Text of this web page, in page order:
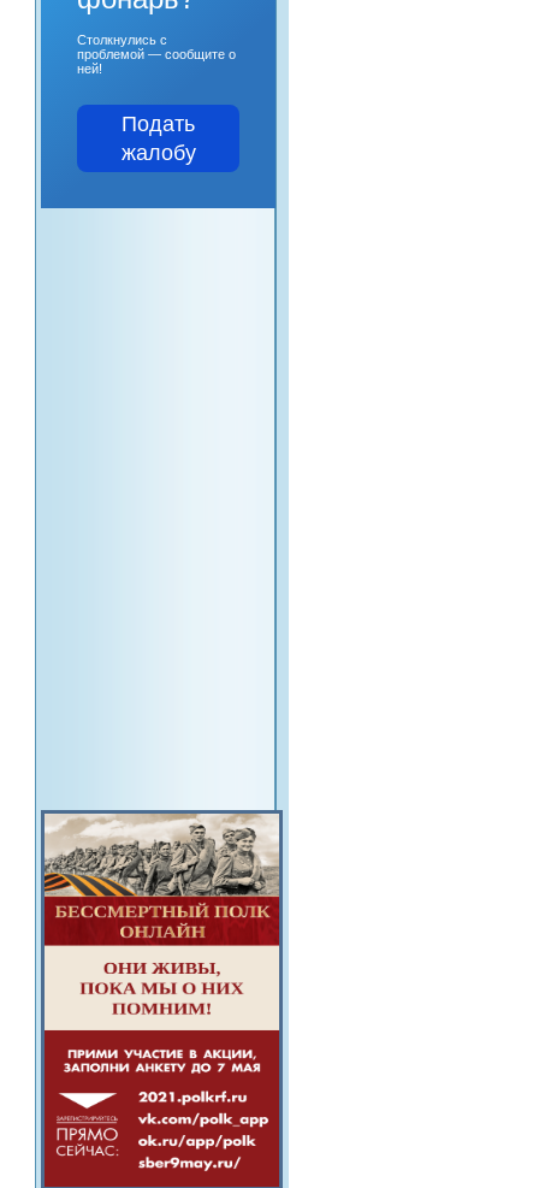
Столкнулись с
проблемой — сообщите о
ней!
Подать
жалобу